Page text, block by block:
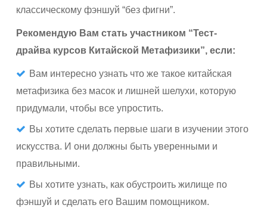
классическому фэншуй “без фигни”.
Рекомендую Вам стать участником “Тест-
драйва курсов Китайской Метафизики”, если:
Вам интересно узнать что же такое китайская
метафизика без масок и лишней шелухи, которую
придумали, чтобы все упростить.
Вы хотите сделать первые шаги в изучении этого
искусства. И они должны быть уверенными и
правильными.
Вы хотите узнать, как обустроить жилище по
фэншуй и сделать его Вашим помощником.